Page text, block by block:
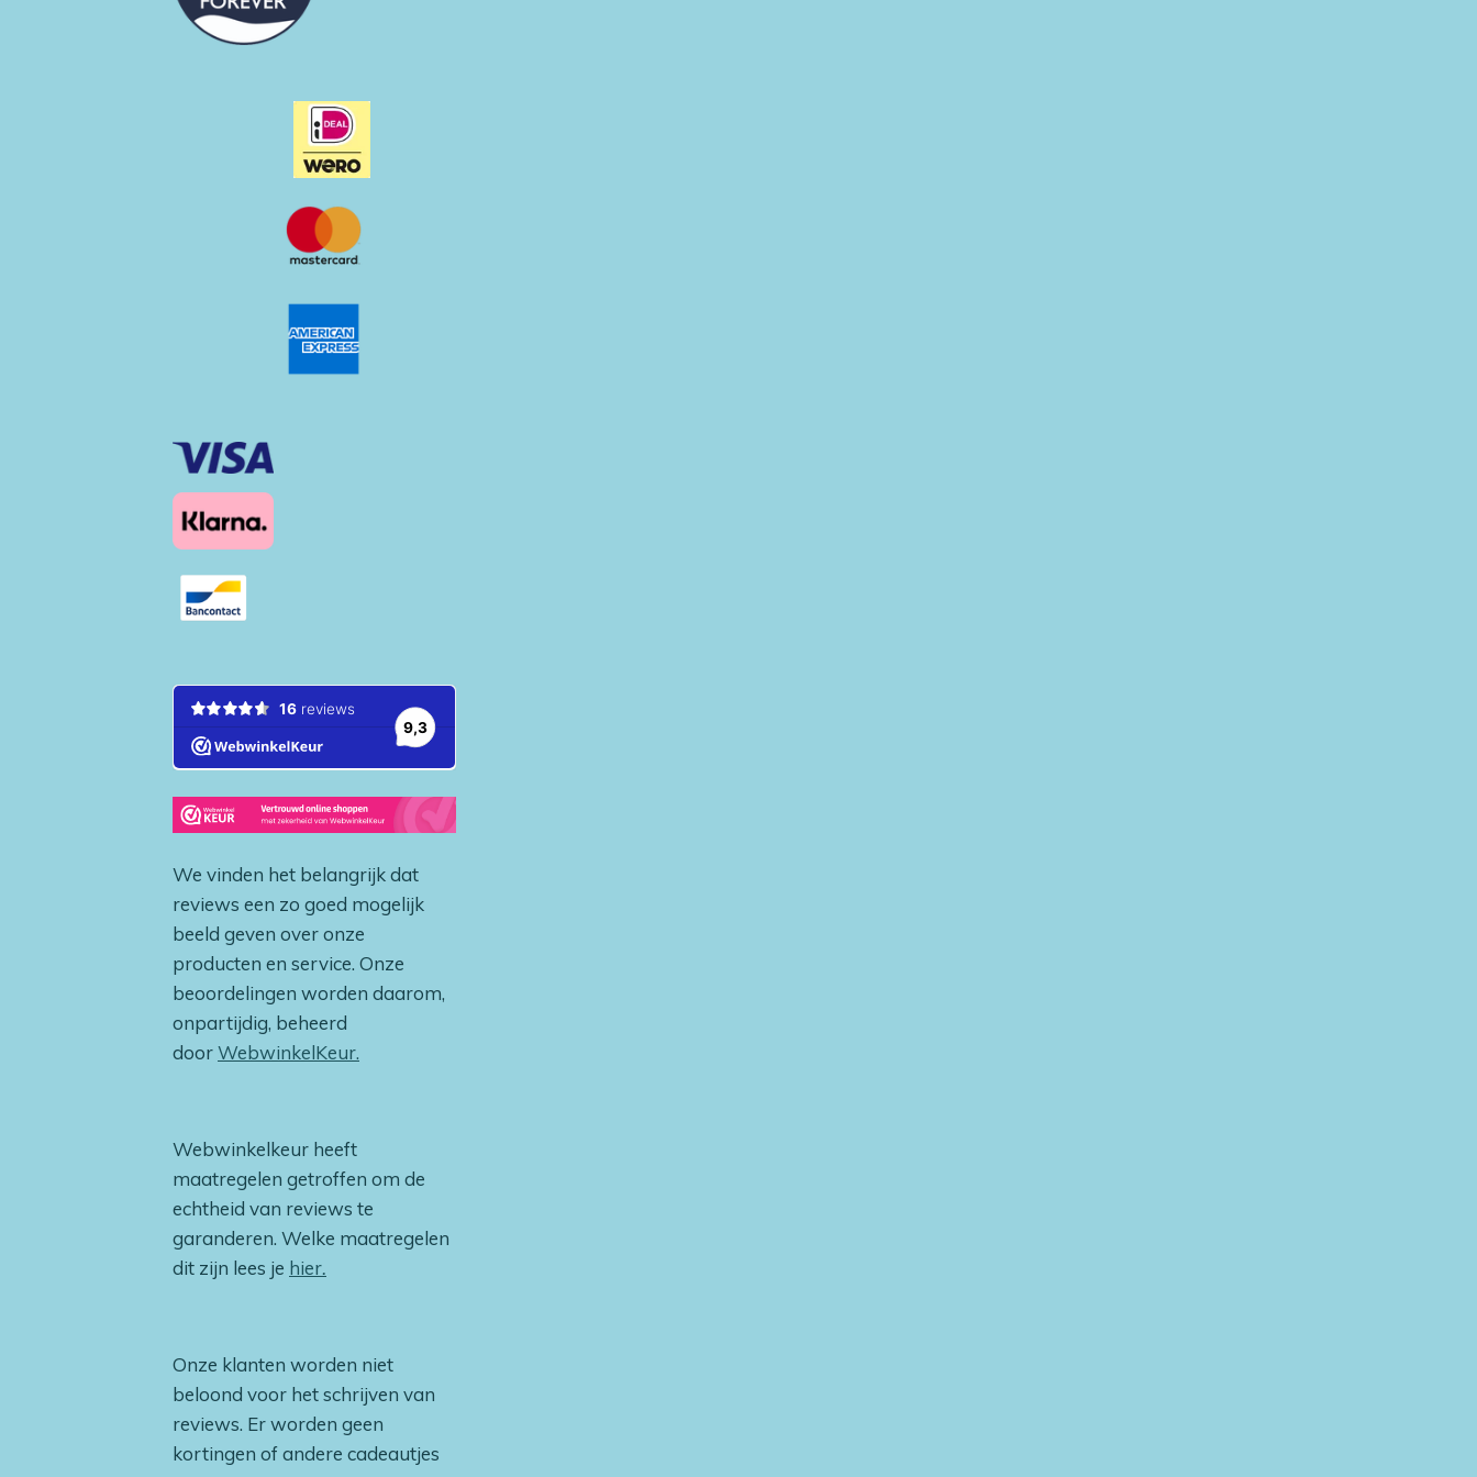
We vinden het belangrijk dat
reviews een zo goed mogelijk
beeld geven over onze
producten en service. Onze
beoordelingen worden daarom,
onpartijdig, beheerd
doorWebwinkelKeur.
Webwinkelkeur heeft
maatregelen getroffen om de
echtheid van reviews te
garanderen. Welke maatregelen
dit zijn lees je hier.
Onze klanten worden niet
beloond voor het schrijven van
reviews. Er worden geen
kortingen of andere cadeautjes